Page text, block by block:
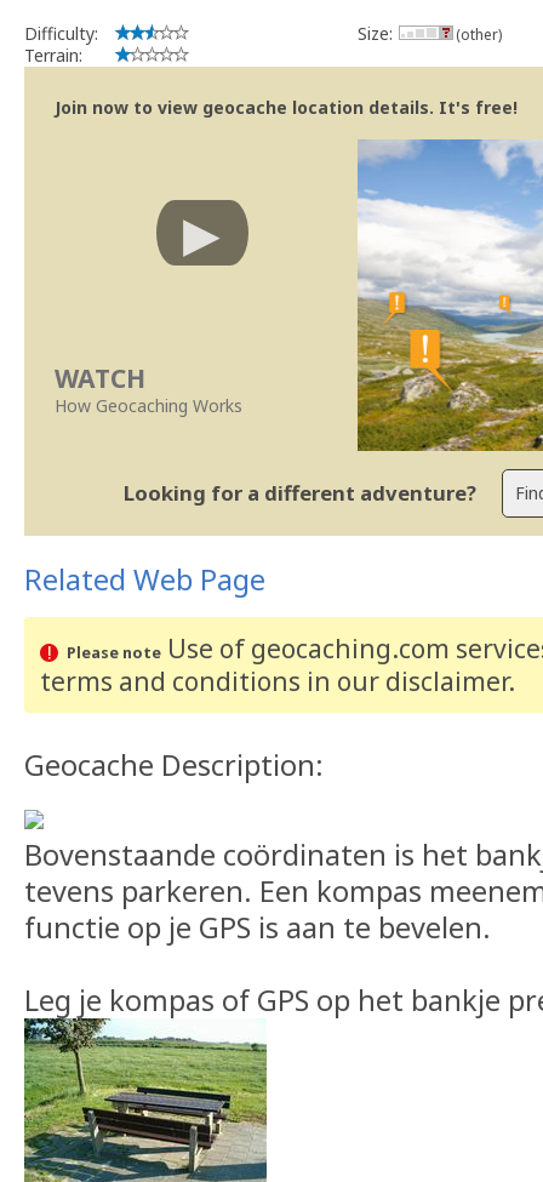
Difficulty:
Terrain:
Size: (other)
Join now to view geocache location details. It's free!
WATCH
How Geocaching Works
Looking for a different adventure?
Related Web Page
Please noteUse of geocaching.com
terms and conditions in our disclaimer.
Geocache Description:
Bovenstaande coördinaten is het
tevens parkeren. Een kompas
functie op je GPS is aan te bevelen.
Leg je kompas of GPS op het bankje